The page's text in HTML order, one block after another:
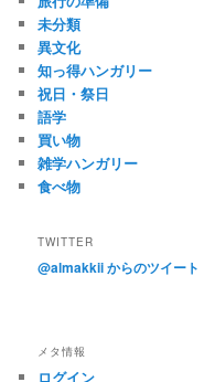
未分類
異文化
知っ得ハンガリー
祝日・祭日
語学
買い物
雑学ハンガリー
食べ物
TWITTER
@almakkii からのツイート
メタ情報
ログイン